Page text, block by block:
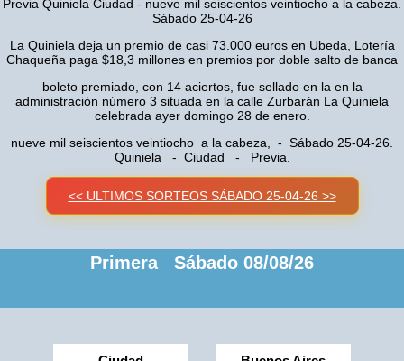
Previa Quiniela Ciudad - nueve mil seiscientos veintiocho a la cabeza.
Sábado 25-04-26
La Quiniela deja un premio de casi 73.000 euros en Ubeda, Lotería
Chaqueña paga $18,3 millones en premios por doble salto de banca
boleto premiado, con 14 aciertos, fue sellado en la en la
administración número 3 situada en la calle Zurbarán La Quiniela
celebrada ayer domingo 28 de enero.
nueve mil seiscientos veintiocho a la cabeza, - Sábado 25-04-26.
Quiniela - Ciudad - Previa.
<< ULTIMOS SORTEOS SÁBADO 25-04-26 >>
Primera Sábado 08/08/26